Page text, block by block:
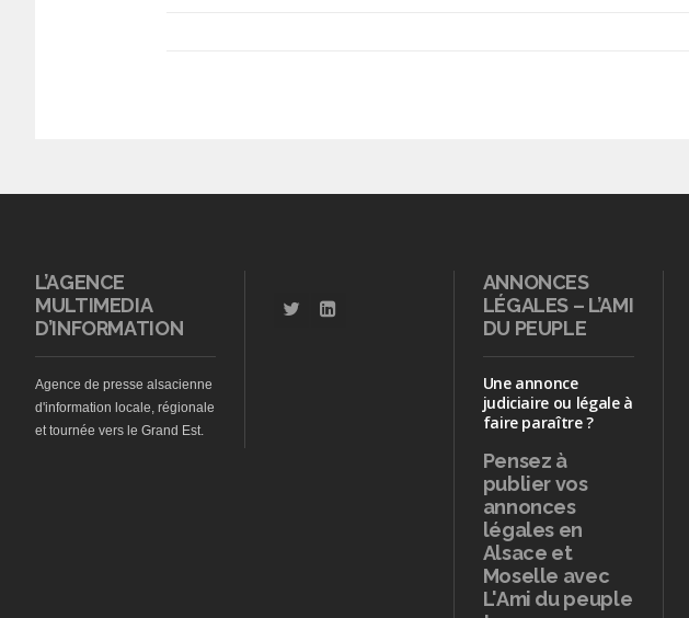
L’AGENCE
MULTIMEDIA
D’INFORMATION
Agence de presse alsacienne
d'information locale, régionale
et tournée vers le Grand Est.
ANNONCES
LÉGALES – L’AMI
DU PEUPLE
Une annonce
judiciaire ou légale à
faire paraître ?
Pensez à
publiervos
annonces
légales en
Alsace et
Moselle avec
L'Ami du peuple